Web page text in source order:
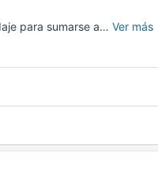
para sumarse a… Ver más